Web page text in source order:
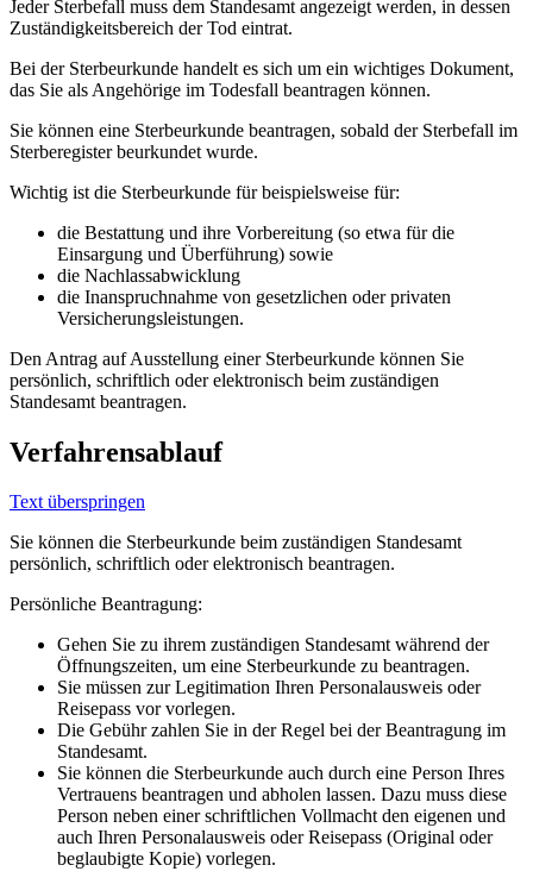
Jeder Sterbefall muss dem Standesamt angezeigt werden, in dessen
Zuständigkeitsbereich der Tod eintrat.
Bei der Sterbeurkunde handelt es sich um ein wichtiges Dokument,
das Sie als Angehörige im Todesfall beantragen können.
Sie können eine Sterbeurkunde beantragen, sobald der Sterbefall im
Sterberegister beurkundet wurde.
Wichtig ist die Sterbeurkunde für beispielsweise für:
die Bestattung und ihre Vorbereitung (so etwa für die
Einsargung und Überführung) sowie
die Nachlassabwicklung
die Inanspruchnahme von gesetzlichen oder privaten
Versicherungsleistungen.
Den Antrag auf Ausstellung einer Sterbeurkunde können Sie
persönlich, schriftlich oder elektronisch beim zuständigen
Standesamt beantragen.
Verfahrensablauf
Text überspringen
Sie können die Sterbeurkunde beim zuständigen Standesamt
persönlich, schriftlich oder elektronisch beantragen.
Persönliche Beantragung:
Gehen Sie zu ihrem zuständigen Standesamt während der
Öffnungszeiten, um eine Sterbeurkunde zu beantragen.
Sie müssen zur Legitimation Ihren Personalausweis oder
Reisepass vor vorlegen.
Die Gebühr zahlen Sie in der Regel bei der Beantragung im
Standesamt.
Sie können die Sterbeurkunde auch durch eine Person Ihres
Vertrauens beantragen und abholen lassen. Dazu muss diese
Person neben einer schriftlichen Vollmacht den eigenen und
auch Ihren Personalausweis oder Reisepass (Original oder
beglaubigte Kopie) vorlegen.